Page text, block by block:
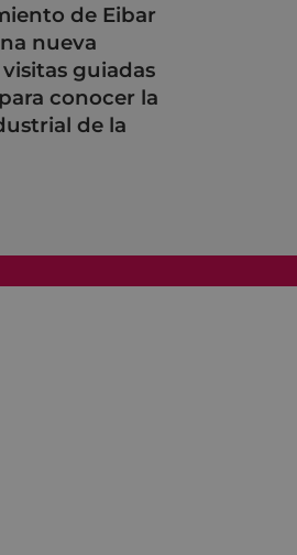
de Eibar
nueva
guiadas
conocer la
de la